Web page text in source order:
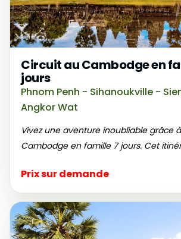
Circuit au Cambodge en
jours
Phnom Penh - Sihanoukville -
Angkor Wat
Vivez une aventure inoubliable grâce
Cambodge en famille 7 jours. Cet
Prix sur demande